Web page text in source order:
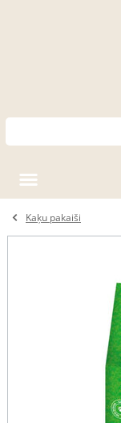
Kaķu pakaiši